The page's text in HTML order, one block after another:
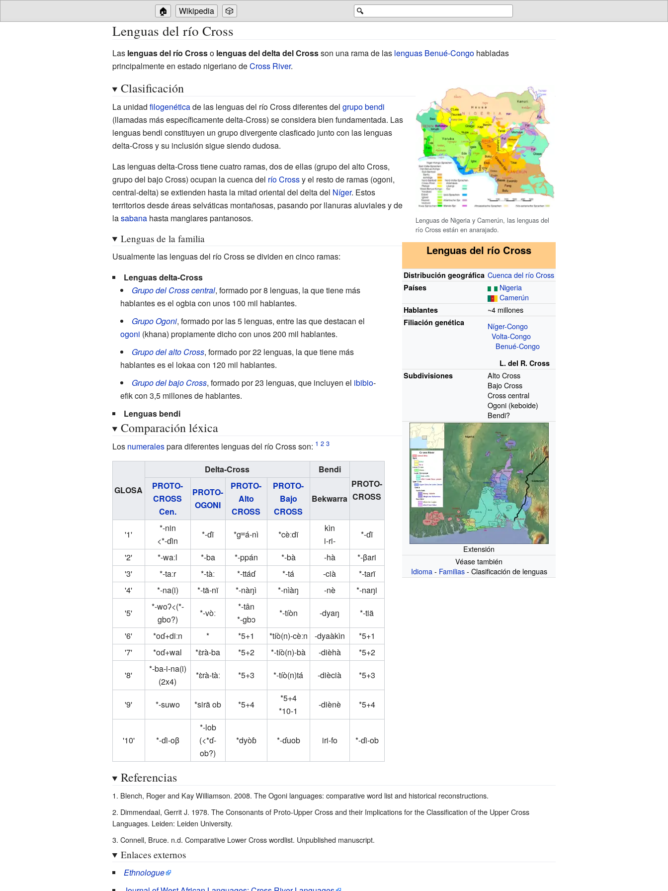
🔍
🏠 Wikipedia 🎲
Lenguas del río Cross
Las lenguas del río Crosso lenguas del delta del Crossson una rama de las lenguas Benué-Congohabladas
principalmente en estado nigeriano deCross River.
Lenguas de Nigeria y Camerún, las lenguas del
río Cross están en anarajado.
Lenguas del río Cross
Distribución geográfica Cuenca del río Cross
Países
Nigeria
Camerún
Hablantes ~4 millones
Filiación genética
Níger-Congo
Volta-Congo
Benué-Congo
L. del R. Cross
Subdivisiones
Alto Cross
Bajo Cross
Cross central
Ogoni (keboide)
Bendi?
Extensión
Véase también
Idioma- Familias- Clasificación de lenguas
Clasificación
La unidad filogenéticade las lenguas del río Cross diferentes del grupo bendi
(llamadas más específicamente delta-Cross) se considera bien fundamentada. Las
lenguas bendi constituyen un grupo divergente clasficado junto con las lenguas
delta-Cross y su inclusión sigue siendo dudosa.
Las lenguas delta-Cross tiene cuatro ramas, dos de ellas (grupo del alto Cross,
grupo del bajo Cross) ocupan la cuenca del río Crossy el resto de ramas (ogoni,
central-delta) se extienden hasta la mitad oriental del delta del Níger. Estos
territorios desde áreas selváticas montañosas, pasando por llanuras aluviales y de
lasabanahasta manglares pantanosos.
Lenguas de la familia
Usualmente las lenguas del río Cross se dividen en cinco ramas:
Lenguas delta-Cross
Grupo del Cross central, formado por 8 lenguas, la que tiene más
hablantes es el ogbia con unos 100 mil hablantes.
Grupo Ogoni, formado por las 5 lenguas, entre las que destacan el
ogoni (khana) propiamente dicho con unos 200 mil hablantes.
Grupo del alto Cross, formado por 22 lenguas, la que tiene más
hablantes es el lokaa con 120 mil hablantes.
Grupo del bajo Cross, formado por 23 lenguas, que incluyen el ibibio-
efik con 3,5 millones de hablantes.
Lenguas bendi
Comparación léxica
Los numeralespara diferentes lenguas del río Cross son:
GLOSA
Delta-Cross
Bendi
PROTO-
CROSS
PROTO-
CROSS
Cen.
PROTO-
OGONI
PROTO-
Alto
CROSS
PROTO-
Bajo
CROSS
Bekwarra
'1'
*-nin
<*-ɗin
*-ɗĩ *gʷá-nì *cèːdĩ
kìn
i-ri-
*-ɗĩ
'2'
*-waːl *-ba *-ppán *-bà -hà
*-βari
'3'
*-taːr *-tàː *-ttáɗ *-tá -cià
*-tarĩ
'4'
*-na(i) *-tã-nĩ *-nàŋì *-nìàŋ -nè
*-naŋi
'5'
*-woʔ<(*-
gbo?)
*-vòː
*-tân
*-gbɔ
*-tíòn -dyaŋ
*-tiã
'6'
*oɗ+diːn * *5+1 *tíò(n)-cèːn -dyaàkìn
*5+1
'7'
*oɗ+wal *ɛ̀rà-ba *5+2 *-tíò(n)-bà -dièhà
*5+2
'8'
*-ba-i-na(i)
(2x4)
*ɛ̀rà-tàː *5+3 *-tíò(n)tá -diècià *5+3
'9' *-suwo *sirã ob *5+4
*5+4
*10-1
-diènè *5+4
'10' *-ɗi-oβ
*-lob
(<*ɗ-
ob?)
*dyòɓ *-ɗuob iri-fo *-ɗi-ob
Referencias
Blench, Roger and Kay Williamson. 2008. The Ogoni languages: comparative word list and historical reconstructions.
Dimmendaal, Gerrit J. 1978. The Consonants of Proto-Upper Cross and their Implications for the Classification of the Upper Cross
Languages. Leiden: Leiden University.
Connell, Bruce. n.d. Comparative Lower Cross wordlist. Unpublished manuscript.
Enlaces externos
Ethnologue